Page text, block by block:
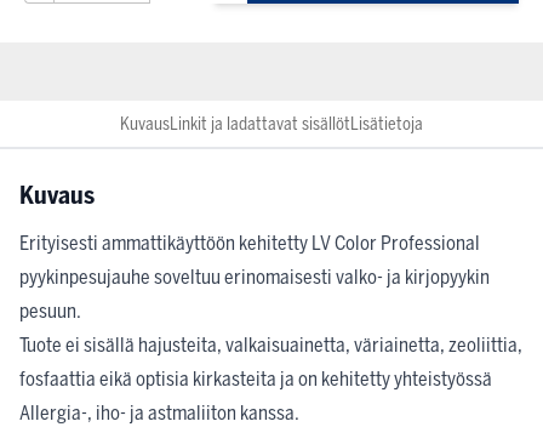
KuvausLinkit ja ladattavat sisällötLisätietoja
Kuvaus
Erityisesti ammattikäyttöön kehitetty LV Color Professional
pyykinpesujauhe soveltuu erinomaisesti valko- ja kirjopyykin
pesuun.
Tuote ei sisällä hajusteita, valkaisuainetta, väriainetta, zeoliittia,
fosfaattia eikä optisia kirkasteita ja on kehitetty yhteistyössä
Allergia-, iho- ja astmaliiton kanssa.